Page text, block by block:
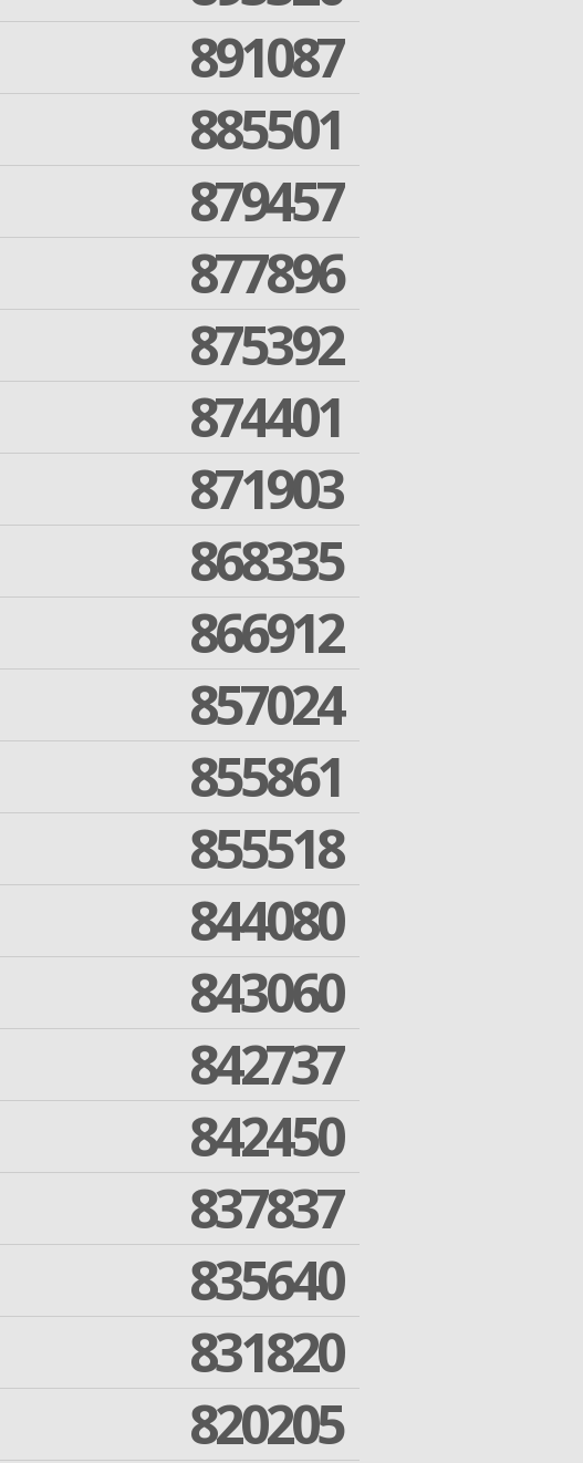
891087
885501
879457
877896
875392
874401
871903
868335
866912
857024
855861
855518
844080
843060
842737
842450
837837
835640
831820
820205